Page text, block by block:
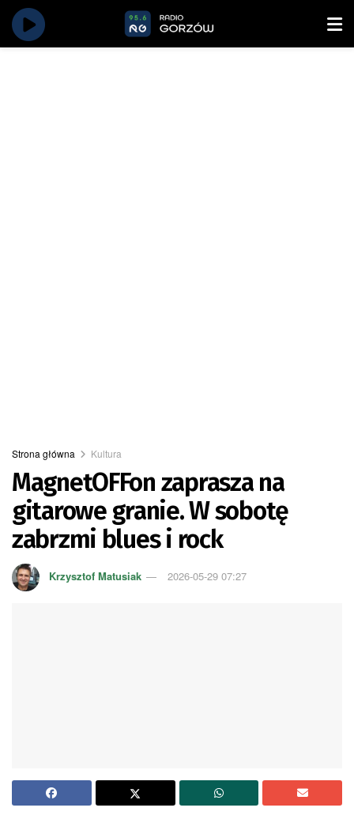
Strona główna Kultura
MagnetOFFon zaprasza na
gitarowe granie. W sobotę
zabrzmi blues i rock
Krzysztof Matusiak 2026-05-29 07:27